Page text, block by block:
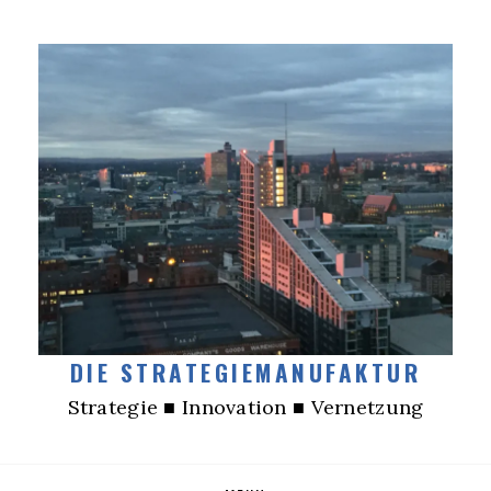
DIE STRATEGIEMANUFAKTUR
Strategie ■ Innovation ■ Vernetzung